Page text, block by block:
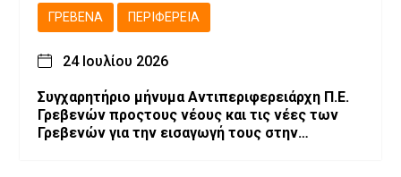
ΓΡΕΒΕΝΆ ΠΕΡΙΦΈΡΕΙΑ
24 Ιουλίου 2026
Συγχαρητήριο μήνυμα Αντιπεριφερειάρχη Π.Ε.
Γρεβενών προςτους νέους και τις νέες των
Γρεβενών για την εισαγωγή τους στην